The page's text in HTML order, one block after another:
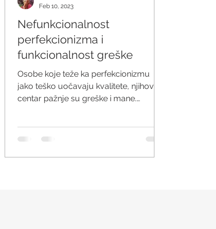
Nefunkcionalnost
perfekcionizma i
funkcionalnost greške
Osobe koje teže ka perfekcionizmu
jako teško uočavaju kvalitete, njihov
centar pažnje su greške i mane.
Feb 10, 2023